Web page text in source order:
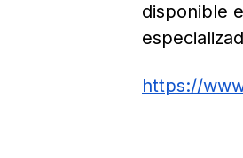
disponible
https://